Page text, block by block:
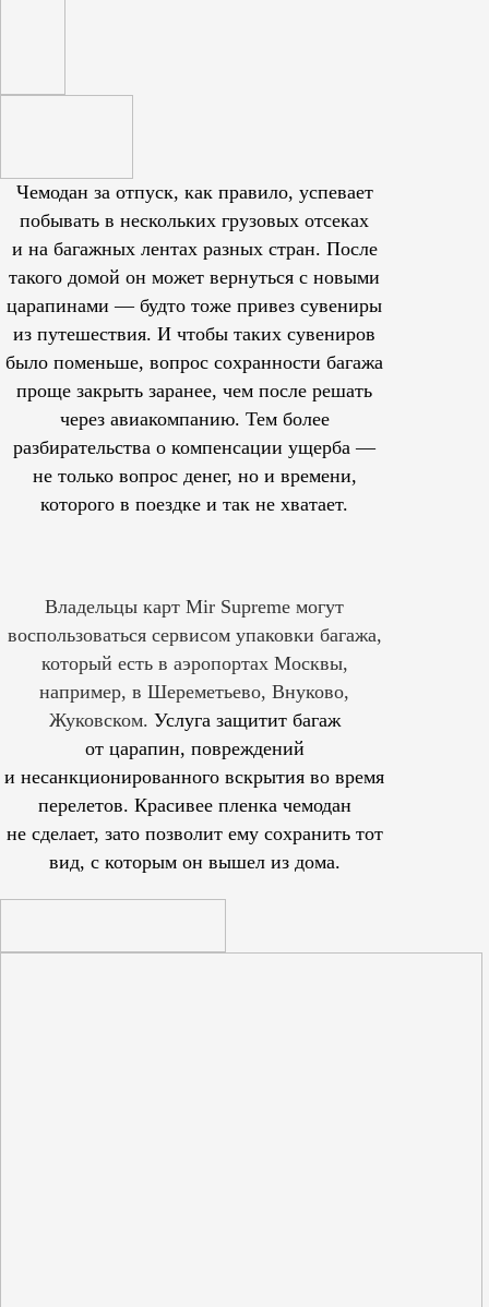
Чемодан за отпуск, как правило, успевает
побывать в нескольких грузовых отсеках
и на багажных лентах разных стран. После
такого домой он может вернуться с новыми
царапинами — будто тоже привез сувениры
из путешествия. И чтобы таких сувениров
было поменьше, вопрос сохранности багажа
проще закрыть заранее, чем после решать
через авиакомпанию. Тем более
разбирательства о компенсации ущерба —
не только вопрос денег, но и времени,
которого в поездке и так не хватает.
Владельцы карт Mir Supreme могут
воспользоваться сервисом упаковки багажа,
который есть в аэропортах Москвы,
например, в Шереметьево, Внуково,
Жуковском. Услуга защитит багаж
от царапин, повреждений
и несанкционированного вскрытия во время
перелетов. Красивее пленка чемодан
не сделает, зато позволит ему сохранить тот
вид, с которым он вышел из дома.